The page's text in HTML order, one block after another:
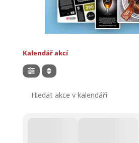
Kalendář akcí